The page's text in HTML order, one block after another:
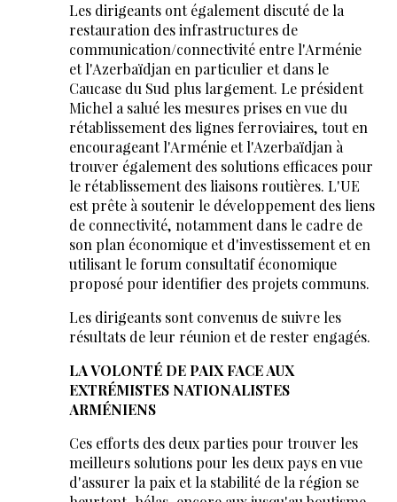
Les dirigeants ont également discuté de la
restauration des infrastructures de
communication/connectivité entre l'Arménie
et l'Azerbaïdjan en particulier et dans le
Caucase du Sud plus largement. Le président
Michel a salué les mesures prises en vue du
rétablissement des lignes ferroviaires, tout en
encourageant l'Arménie et l'Azerbaïdjan à
trouver également des solutions efficaces pour
le rétablissement des liaisons routières. L'UE
est prête à soutenir le développement des liens
de connectivité, notamment dans le cadre de
son plan économique et d'investissement et en
utilisant le forum consultatif économique
proposé pour identifier des projets communs.
Les dirigeants sont convenus de suivre les
résultats de leur réunion et de rester engagés.
LA VOLONTÉ DE PAIX FACE AUX
EXTRÉMISTES NATIONALISTES
ARMÉNIENS
Ces efforts des deux parties pour trouver les
meilleurs solutions pour les deux pays en vue
d'assurer la paix et la stabilité de la région se